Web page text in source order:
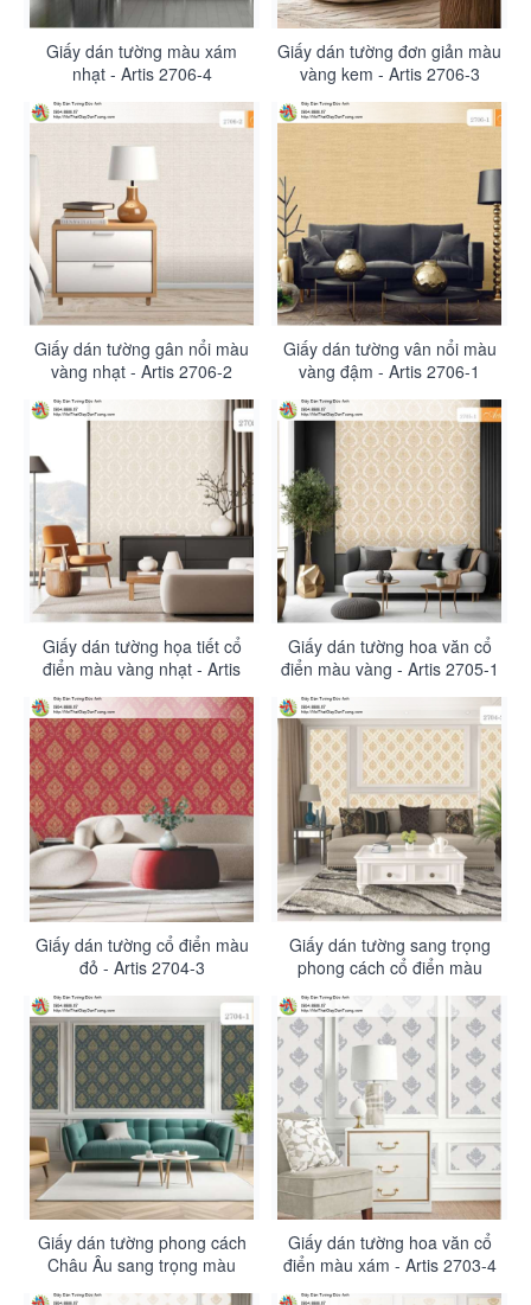
Giấy dán tường màu xám
nhạt - Artis 2706-4
Giấy dán tường đơn giản màu
vàng kem - Artis 2706-3
Giấy dán tường gân nổi màu
vàng nhạt - Artis 2706-2
Giấy dán tường vân nổi màu
vàng đậm - Artis 2706-1
Giấy dán tường họa tiết cổ
điển màu vàng nhạt - Artis
2705-2
Giấy dán tường hoa văn cổ
điển màu vàng - Artis 2705-1
Giấy dán tường cổ điển màu
đỏ - Artis 2704-3
Giấy dán tường sang trọng
phong cách cổ điển màu
Giấy dán tường phong cách
Châu Âu sang trọng màu
xanh rêu - Artis 2704-1
Giấy dán tường hoa văn cổ
điển màu xám - Artis 2703-4